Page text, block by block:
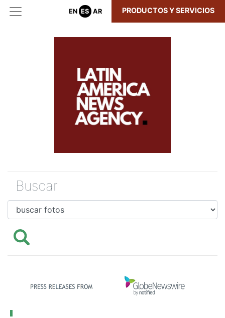
EN ES AR PRODUCTOS Y SERVICIOS